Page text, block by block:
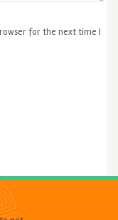
for the next time I